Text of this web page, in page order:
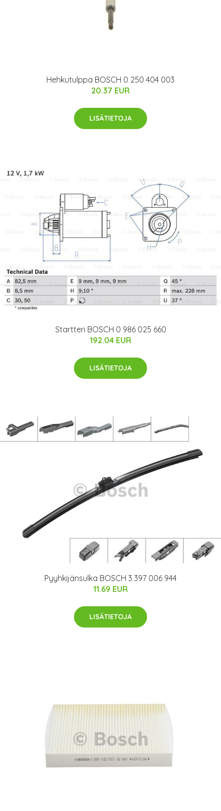
Hehkutulppa BOSCH 0 250 404 003
20.37 EUR
LISÄTIETOJA
Startteri BOSCH 0 986 025 660
192.04 EUR
LISÄTIETOJA
Pyyhkijänsulka BOSCH 3 397 006 944
11.69 EUR
LISÄTIETOJA